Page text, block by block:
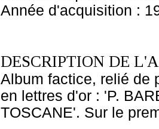
Année d'acquisition :
DESCRIPTION DE
Album factice, relié de
en lettres d'or : 'P.
TOSCANE'. Sur le